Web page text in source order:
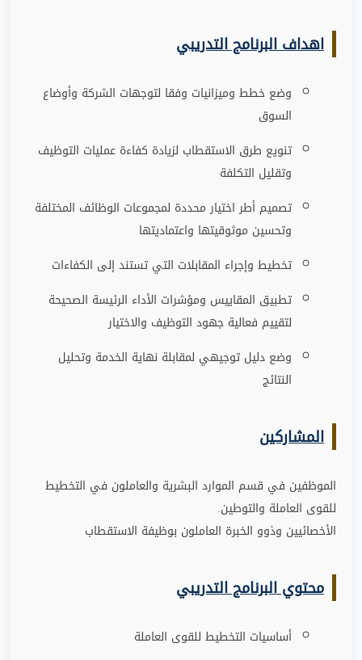
اهداف البرنامج التدريبي
وضع خطط وميزانيات وفقا لتوجهات الشركة وأوضاع
السوق
تنويع طرق الاستقطاب لزيادة كفاءة عمليات التوظيف
وتقليل التكلفة
تصميم أطر اختيار محددة لمجموعات الوظائف المختلفة
وتحسين موثوقيتها واعتماديتها
تخطيط وإجراء المقابلات التي تستند إلى الكفاءات
تطبيق المقاييس ومؤشرات الأداء الرئيسة الصحيحة
لتقييم فعالية جهود التوظيف والاختيار
وضع دليل توجيهي لمقابلة نهاية الخدمة وتحليل
النتائج
المشاركين
الموظفين في قسم الموارد البشرية والعاملون في التخطيط
للقوى العاملة والتوطين.
الأخصائيين وذوو الخبرة العاملون بوظيفة الاستقطاب
محتوي البرنامج التدريبي
أساسيات التخطيط للقوى العاملة